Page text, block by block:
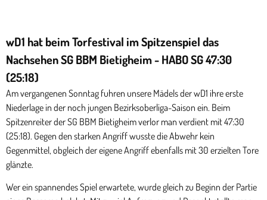
wD1 hat beim Torfestival im Spitzenspiel das
Nachsehen SG BBM Bietigheim - HABO SG 47:30
(25:18)
Am vergangenen Sonntag fuhren unsere Mädels der wD1 ihre erste
Niederlage in der noch jungen Bezirksoberliga-Saison ein. Beim
Spitzenreiter der SG BBM Bietigheim verlor man verdient mit 47:30
(25:18). Gegen den starken Angriff wusste die Abwehr kein
Gegenmittel, obgleich der eigene Angriff ebenfalls mit 30 erzielten Tore
glänzte.
Wer ein spannendes Spiel erwartete, wurde gleich zu Beginn der Partie